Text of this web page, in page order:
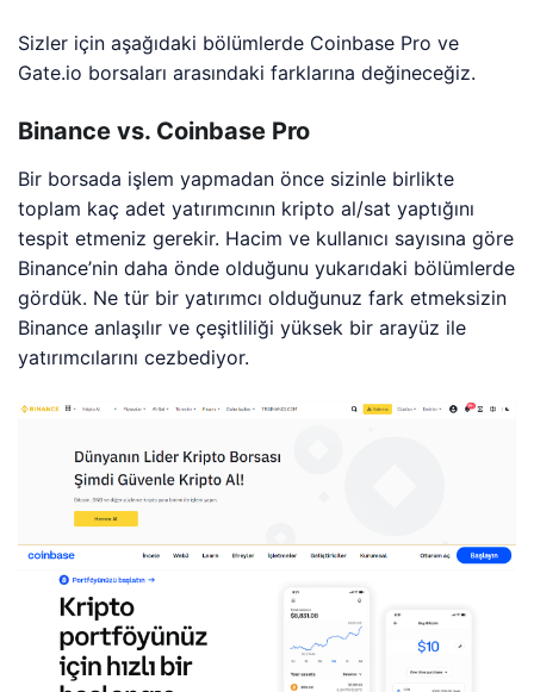
Sizler için aşağıdaki bölümlerde Coinbase Pro ve
Gate.io borsaları arasındaki farklarına değineceğiz.
Binance vs. Coinbase Pro
Bir borsada işlem yapmadan önce sizinle birlikte
toplam kaç adet yatırımcının kripto al/sat yaptığını
tespit etmeniz gerekir. Hacim ve kullanıcı sayısına göre
Binance’nin daha önde olduğunu yukarıdaki bölümlerde
gördük. Ne tür bir yatırımcı olduğunuz fark etmeksizin
Binance anlaşılır ve çeşitliliği yüksek bir arayüz ile
yatırımcılarını cezbediyor.